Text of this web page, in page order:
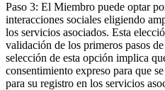
Paso 3: El Miembro puede optar
interacciones sociales eligiendo
los servicios asociados. Esta
validación de los primeros pasos
selección de esta opción implica
consentimiento expreso para que
para su registro en los servicios